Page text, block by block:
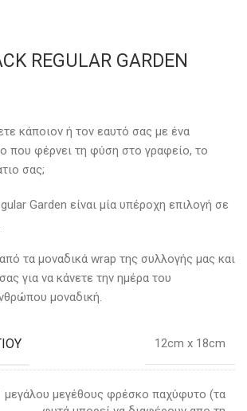
REGULAR GARDEN
κάποιον ή τον εαυτό σας με ένα
που φέρνει τη φύση στο γραφείο, το
σας;
Garden είναι μία υπέροχη επιλογή σε
τα μοναδικά wrap της συλλογής μας και
για να κάνετε την ημέρα του
μοναδική.
12cm x 18cm
μεγάλου μεγέθους φρέσκο παχύφυτο (τα